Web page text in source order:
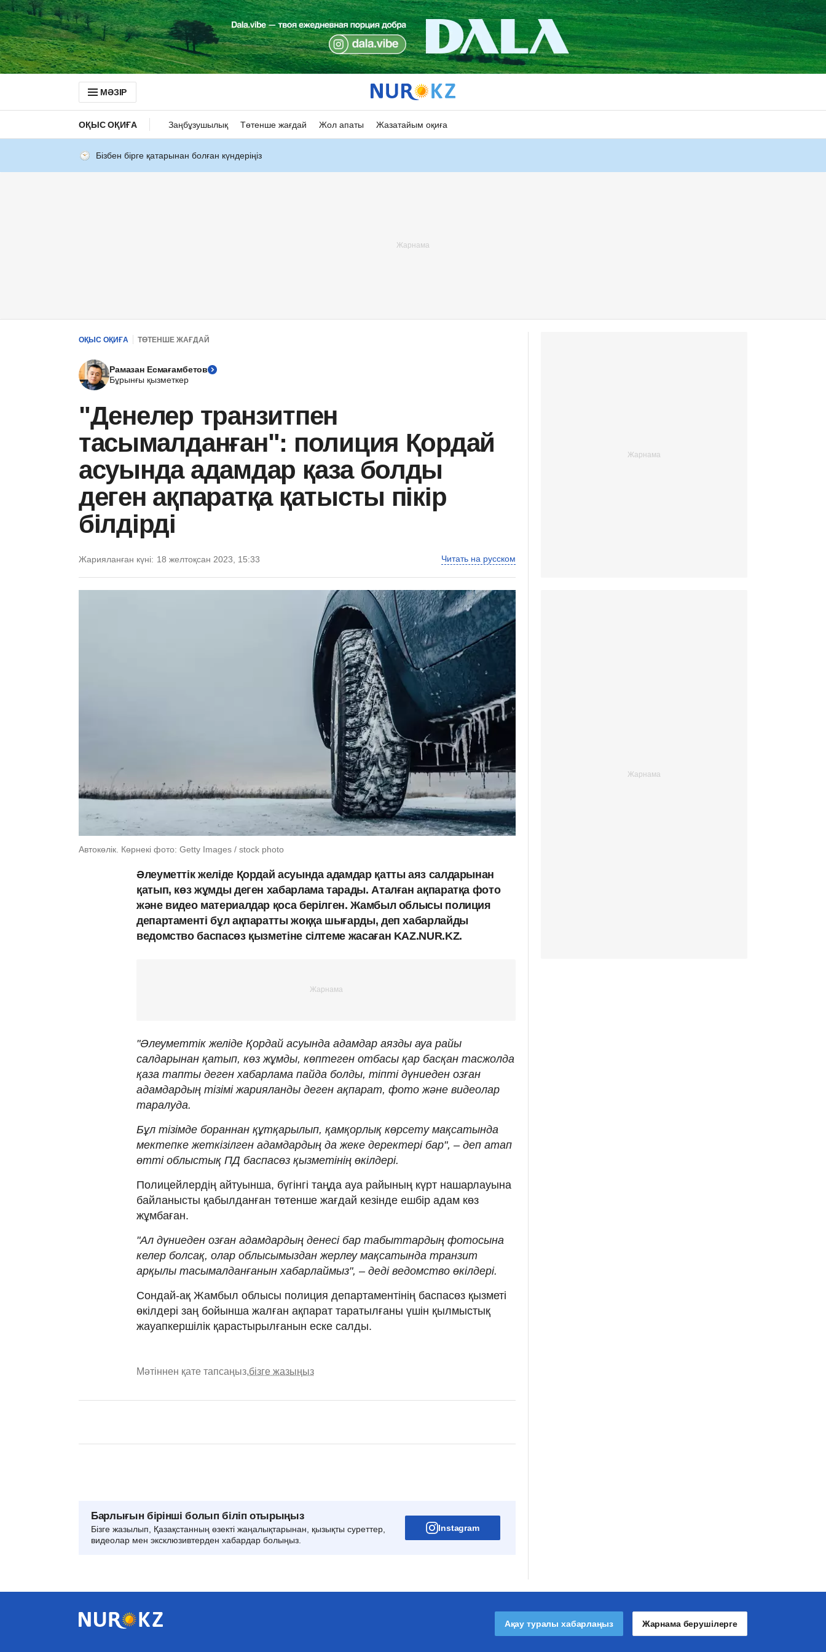
МӘЗІР
ОҚЫС ОҚИҒА Заңбұзушылық Төтенше жағдай Жол апаты Жазатайым оқиға
Бізбен бірге қатарынан болған күндеріңіз
ОҚЫС ОҚИҒА ТӨТЕНШЕ ЖАҒДАЙ
Рамазан Есмағамбетов
Бұрынғы қызметкер
"Денелер транзитпен
тасымалданған": полиция Қордай
асуында адамдар қаза болды
деген ақпаратқа қатысты пікір
білдірді
Жарияланған күні: 18 желтоқсан 2023, 15:33 Читать на русском
Автокөлік. Көрнекі фото: Getty Images / stock photo
Әлеуметтік желіде Қордай асуында адамдар қатты аяз салдарынан
қатып, көз жұмды деген хабарлама тарады. Аталған ақпаратқа фото
және видео материалдар қоса берілген. Жамбыл облысы полиция
департаменті бұл ақпаратты жоққа шығарды, деп хабарлайды
ведомство баспасөз қызметіне сілтеме жасаған KAZ.NUR.KZ.
"Әлеуметтік желіде Қордай асуында адамдар аязды ауа райы
салдарынан қатып, көз жұмды, көптеген отбасы қар басқан тасжолда
қаза тапты деген хабарлама пайда болды, тіпті дүниеден озған
адамдардың тізімі жарияланды деген ақпарат, фото және видеолар
таралуда.
Бұл тізімде бораннан құтқарылып, қамқорлық көрсету мақсатында
мектепке жеткізілген адамдардың да жеке деректері бар", – деп атап
өтті облыстық ПД баспасөз қызметінің өкілдері.
Полицейлердің айтуынша, бүгінгі таңда ауа райының күрт нашарлауына
байланысты қабылданған төтенше жағдай кезінде ешбір адам көз
жұмбаған.
"Ал дүниеден озған адамдардың денесі бар табыттардың фотосына
келер болсақ, олар облысымыздан жерлеу мақсатында транзит
арқылы тасымалданғанын хабарлаймыз", – деді ведомство өкілдері.
Сондай-ақ Жамбыл облысы полиция департаментінің баспасөз қызметі
өкілдері заң бойынша жалған ақпарат таратылғаны үшін қылмыстық
жауапкершілік қарастырылғанын еске салды.
Мәтіннен қате тапсаңыз,бізге жазыңыз
Барлығын бірінші болып біліп отырыңыз
Бізге жазылып, Қазақстанның өзекті жаңалықтарынан, қызықты суреттер,
видеолар мен эксклюзивтерден хабардар болыңыз.
Instagram
Ақау туралы хабарлаңыз Жарнама берушілерге